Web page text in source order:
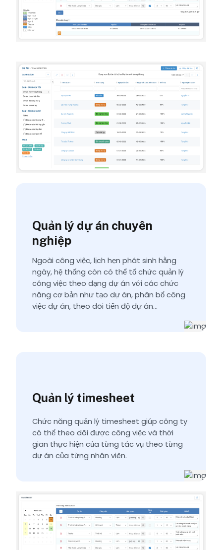
Quản lý dự án chuyên
nghiệp
Ngoài công việc, lịch hẹn phát sinh hằng
ngày, hệ thống còn có thể tổ chức quản lý
công việc theo dạng dự án với các chức
năng cơ bản như tạo dự án, phân bổ công
việc dự án, theo dõi tiến độ dự án…
Quản lý timesheet
Chức năng quản lý timesheet giúp công ty
có thể theo dõi được công việc và thời
gian thực hiện của từng tác vụ theo từng
dự án của từng nhân viên.